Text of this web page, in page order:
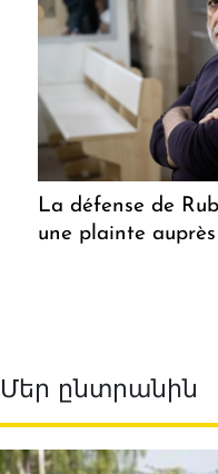
La défense de
une plainte
Մեր ընտրանին